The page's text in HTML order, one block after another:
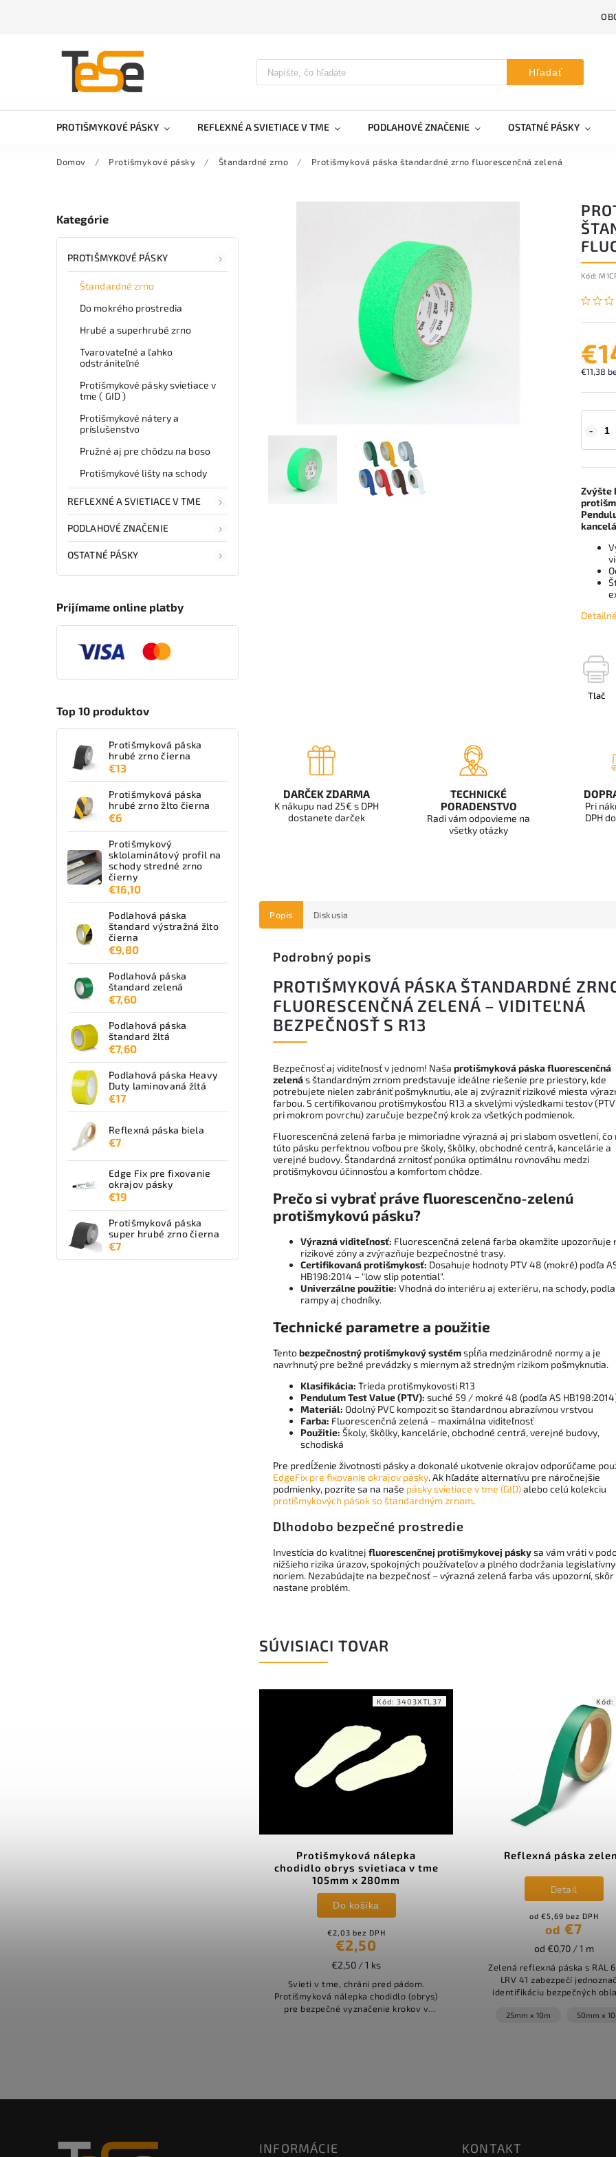
Hľadať
PROTIŠMYKOVÉ PÁSKY REFLEXNÉ A SVIETIACE V TME PODLAHOVÉ ZNAČENIE OSTATNÉ PÁSKY
Domov / Protišmykové pásky / Štandardné zrno / Protišmyková páska štandardné zrno fluorescenčná zelená
Kategórie
PROTIŠMYKOVÉ PÁSKY
Štandardné zrno
Do mokrého prostredia
Hrubé a superhrubé zrno
Tvarovateľné a ľahko
odstrániteľné
Protišmykové pásky svietiace v
tme ( GID )
Protišmykové nátery a
príslušenstvo
Pružné aj pre chôdzu na boso
Protišmykové lišty na schody
REFLEXNÉ A SVIETIACE V TME
PODLAHOVÉ ZNAČENIE
OSTATNÉ PÁSKY
Prijímame online platby
Top 10 produktov
Protišmyková páska
hrubé zrno čierna
€13
Protišmyková páska
hrubé zrno žlto čierna
€6
Protišmykový
sklolaminátový profil na
schody stredné zrno
čierny
€16,10
Podlahová páska
štandard výstražná žlto
čierna
€9,80
Podlahová páska
štandard zelená
€7,60
Podlahová páska
štandard žltá
€7,60
Podlahová páska Heavy
Duty laminovaná žltá
€17
Reflexná páska biela
€7
Edge Fix pre fixovanie
okrajov pásky
€19
Protišmyková páska
super hrubé zrno čierna
€7
Kód:
€11,38
Zvýšte
Tlač
DARČEK ZDARMA
K nákupu nad 25€ s DPH
dostanete darček
TECHNICKÉ
PORADENSTVO
Radi vám odpovieme na
všetky otázky
Pri
DPH
Popis Diskusia
Podrobný popis
PROTIŠMYKOVÁ PÁSKA ŠTANDARDNÉ
FLUORESCENČNÁ ZELENÁ – VIDITEĽNÁ
BEZPEČNOSŤ S R13
Bezpečnosť aj viditeľnosť v jednom! Naša protišmyková páska fluorescenčná
zelenás štandardným zrnom predstavuje ideálne riešenie pre priestory, kde
potrebujete nielen zabrániť pošmyknutiu, ale aj zvýrazniť rizikové miesta
farbou. S certifikovanou protišmykosťou R13 a skvelými výsledkami testov
pri mokrom povrchu) zaručuje bezpečný krok za všetkých podmienok.
Fluorescenčná zelená farba je mimoriadne výrazná aj pri slabom osvetlení, čo
túto pásku perfektnou voľbou pre školy, škôlky, obchodné centrá, kancelárie a
verejné budovy. Štandardná zrnitosť ponúka optimálnu rovnováhu medzi
protišmykovou účinnosťou a komfortom chôdze.
Prečo si vybrať práve fluorescenčno-zelenú
protišmykovú pásku?
Výrazná viditeľnosť: Fluorescenčná zelená farba okamžite upozorňuje
rizikové zóny a zvýrazňuje bezpečnostné trasy.
Certifikovaná protišmykosť: Dosahuje hodnoty PTV 48 (mokré) podľa
HB198:2014 – "low slip potential".
Univerzálne použitie: Vhodná do interiéru aj exteriéru, na schody,
rampy aj chodníky.
Technické parametre a použitie
Tentobezpečnostný protišmykový systémspĺňa medzinárodné normy a je
navrhnutý pre bežné prevádzky s miernym až stredným rizikom pošmyknutia.
Klasifikácia: Trieda protišmykovosti R13
Pendulum Test Value (PTV): suché 59 / mokré 48 (podľa AS
Materiál: Odolný PVC kompozit so štandardnou abrazívnou vrstvou
Farba: Fluorescenčná zelená – maximálna viditeľnosť
Použitie: Školy, škôlky, kancelárie, obchodné centrá, verejné budovy,
schodiská
Pre predĺženie životnosti pásky a dokonalé ukotvenie okrajov odporúčame
EdgeFix pre fixovanie okrajov pásky. Ak hľadáte alternatívu pre náročnejšie
podmienky, pozrite sa na naše pásky svietiace v tme (GID)alebo celú kolekciu
protišmykových pások so štandardným zrnom.
Dlhodobo bezpečné prostredie
Investícia do kvalitnej fluorescenčnej protišmykovej páskysa vám vráti v
nižšieho rizika úrazov, spokojných používateľov a plného dodržania
noriem. Nezabúdajte na bezpečnosť – výrazná zelená farba vás upozorní, skôr
nastane problém.
SÚVISIACI TOVAR
Protišmyková nálepka
chodidlo obrys svietiaca v tme
105mm x 280mm
€2,03 bez DPH
€2,50
€2,50 / 1 ks
Do košíka
Svieti v tme, chráni pred pádom.
Protišmyková nálepka chodidlo (obrys)
pre bezpečné vyznačenie krokov v
Kód: 3403XTL37
Reflexná páska
od €5,69 bez DPH
od €7
od €0,70 / 1 m
Detail
Zelená reflexná páska s RAL
LRV 41 zabezpečí
identifikáciu bezpečných
podmienok. Ideálna pre
25mm x 10m 50mm x
Kód:
INFORMÁCIE KONTAKT